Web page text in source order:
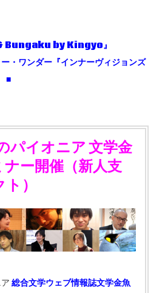
Bungaku by Kingyo』
・ワンダー『インナーヴィジョンズ
■
パイオニア文学金
ー開催（新人支
）
ア総合文学ウェブ情報誌文学金魚